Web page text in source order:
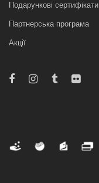
Подарункові сертифікати
Партнерська програма
Акції